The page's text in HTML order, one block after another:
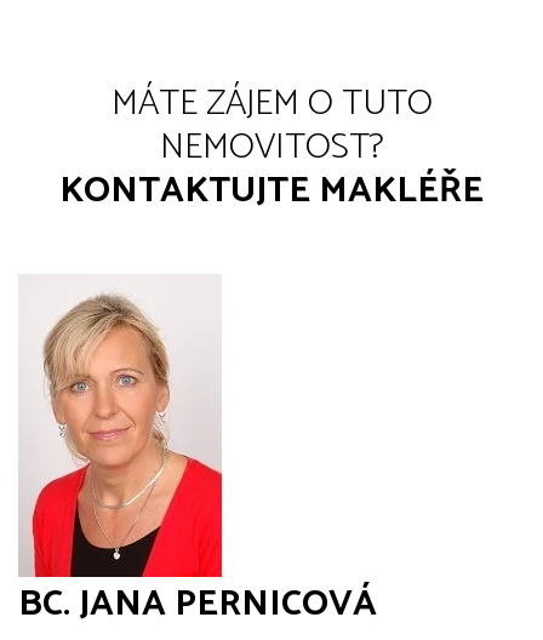
MÁTE ZÁJEM O TUTO
NEMOVITOST?
KONTAKTUJTE MAKLÉŘE
BC. JANA PERNICOVÁ